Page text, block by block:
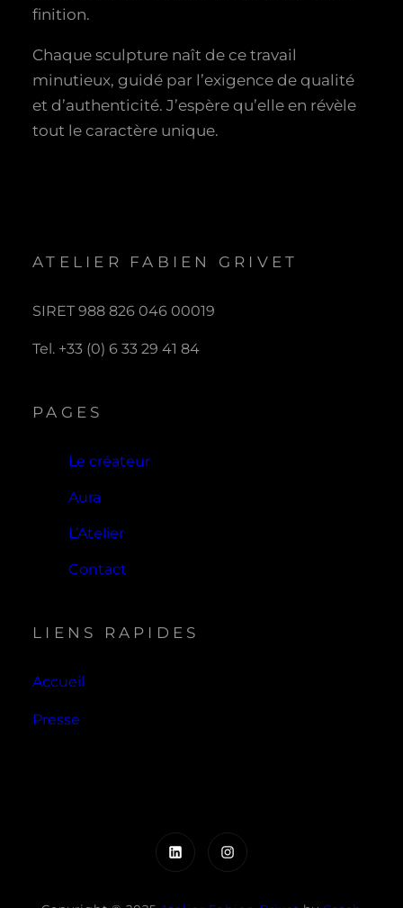
finition.
Chaque sculpture naît de ce travail
minutieux, guidé par l’exigence de qualité
et d’authenticité. J’espère qu’elle en révèle
tout le caractère unique.
ATELIER FABIEN GRIVET
SIRET 988 826 046 00019
Tel. +33 (0) 6 33 29 41 84
PAGES
Le créateur
Aura
L’Atelier
Contact
LIENS RAPIDES
Accueil
Presse
LinkedInInstagram